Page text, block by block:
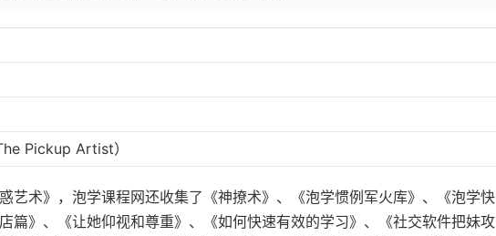
Pickup Artist）
艺术》，泡学课程网还收集了《神撩术》、《泡学惯例军火库》、《泡学快
篇》、《让她仰视和尊重》、《如何快速有效的学习》、《社交软件把妹攻